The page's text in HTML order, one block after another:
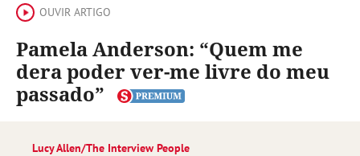
OUVIR ARTIGO
Pamela Anderson: “Quem me
dera poder ver-me livre do meu
passado”
Lucy Allen/The Interview People